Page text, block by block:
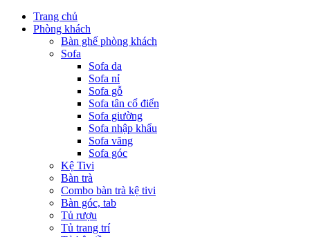
Trang chủ
Phòng khách
Bàn ghế phòng khách
Sofa
Sofa da
Sofa nỉ
Sofa gỗ
Sofa tân cổ điển
Sofa giường
Sofa nhập khẩu
Sofa văng
Sofa góc
Kệ Tivi
Bàn trà
Combo bàn trà kệ tivi
Bàn góc, tab
Tủ rượu
Tủ trang trí